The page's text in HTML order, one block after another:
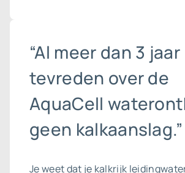
“Al meer dan 3 jaar
tevreden over de
AquaCell
geen kalkaanslag.”
Je weet dat je kalkrijk